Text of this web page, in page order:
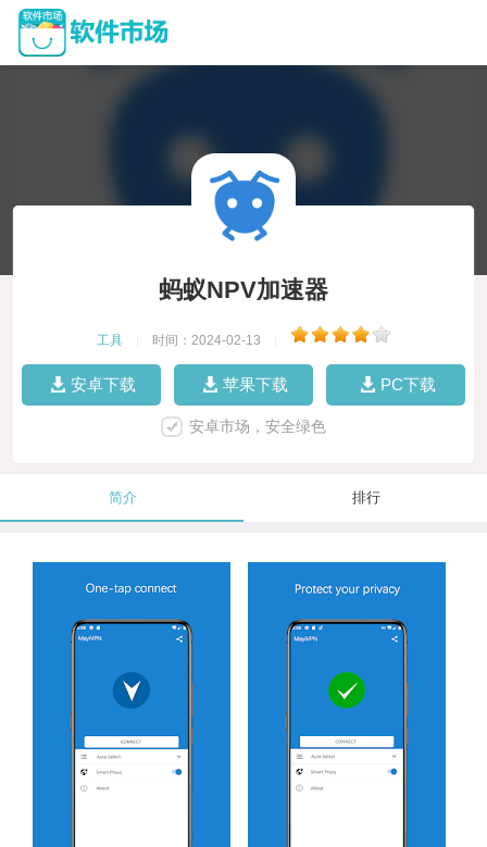
蚂蚁NPV加速器
工具 时间：2024-02-13
安卓下载 苹果下载 PC下载
安卓市场，安全绿色
简介 排行